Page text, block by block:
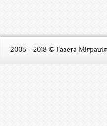
2003 - 2018 © Газета Міграція